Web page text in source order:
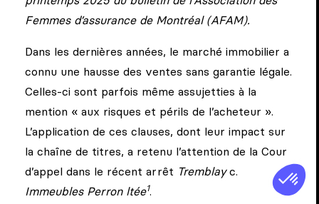
Femmes d’assurance de Montréal (AFAM).
Dans les dernières années, le marché immobilier a
connu une hausse des ventes sans garantie légale.
Celles-ci sont parfois même assujetties à la
mention « aux risques et périls de l’acheteur ».
L’application de ces clauses, dont leur impact sur
la chaîne de titres, a retenu l’attention de la Cour
d’appel dans le récent arrêt Tremblayc.
Immeubles Perron ltée1.